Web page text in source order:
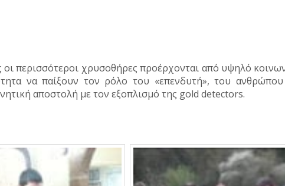
περισσότεροι χρυσοθήρες προέρχονται από υψηλό
να παίξουν τον ρόλο του «επενδυτή», του
αποστολή με τον εξοπλισμό της gold detectors.